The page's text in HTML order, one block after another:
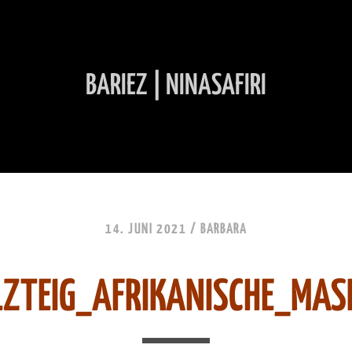
14. JUNI 2021 / BARBARA
BARIEZ | NINASAFIRI